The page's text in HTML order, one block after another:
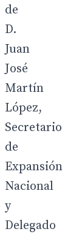
de
D.
Juan
José
Martín
López,
Secretario
de
Expansión
Nacional
y
Delegado